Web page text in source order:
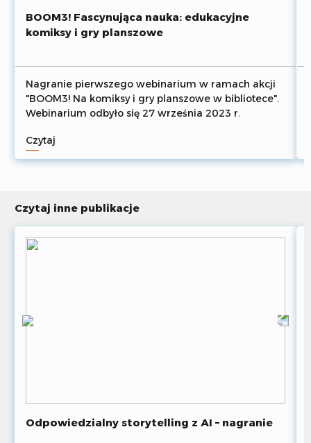
BOOM3! Fascynująca nauka: edukacyjne
komiksy i gry planszowe
Nagranie pierwszego webinarium w ramach akcji
"BOOM3! Na komiksy i gry planszowe w bibliotece".
Webinarium odbyło się 27 września 2023 r.
Czytaj
Czytaj inne publikacje
Odpowiedzialny storytelling z AI – nagranie